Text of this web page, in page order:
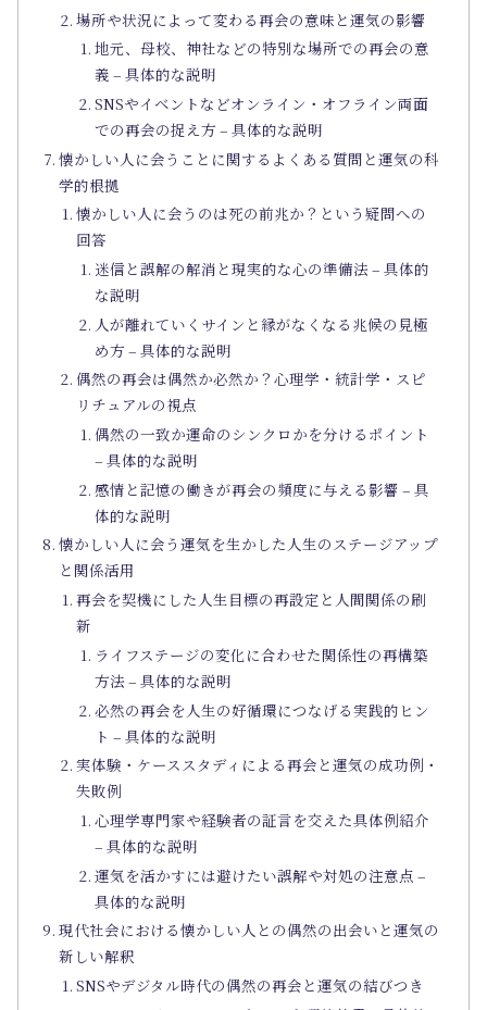
場所や状況によって変わる再会の意味と運気の影響
地元、母校、神社などの特別な場所での再会の意
義 – 具体的な説明
SNSやイベントなどオンライン・オフライン両面
での再会の捉え方 – 具体的な説明
懐かしい人に会うことに関するよくある質問と運気の科
学的根拠
懐かしい人に会うのは死の前兆か？という疑問への
回答
迷信と誤解の解消と現実的な心の準備法 – 具体的
な説明
人が離れていくサインと縁がなくなる兆候の見極
め方 – 具体的な説明
偶然の再会は偶然か必然か？心理学・統計学・スピ
リチュアルの視点
偶然の一致か運命のシンクロかを分けるポイント
– 具体的な説明
感情と記憶の働きが再会の頻度に与える影響 – 具
体的な説明
懐かしい人に会う運気を生かした人生のステージアップ
と関係活用
再会を契機にした人生目標の再設定と人間関係の刷
新
ライフステージの変化に合わせた関係性の再構築
方法 – 具体的な説明
必然の再会を人生の好循環につなげる実践的ヒン
ト – 具体的な説明
実体験・ケーススタディによる再会と運気の成功例・
失敗例
心理学専門家や経験者の証言を交えた具体例紹介
– 具体的な説明
運気を活かすには避けたい誤解や対処の注意点 –
具体的な説明
現代社会における懐かしい人との偶然の出会いと運気の
新しい解釈
SNSやデジタル時代の偶然の再会と運気の結びつき